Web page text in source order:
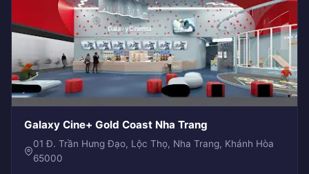
Galaxy Cine+ Gold Coast Nha Trang
01 Đ. Trần Hưng Đạo, Lộc Thọ, Nha Trang, Khánh Hòa
65000